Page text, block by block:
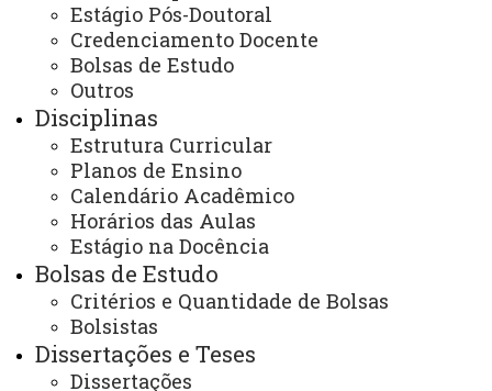
Estágio Pós-Doutoral
Credenciamento Docente
Bolsas de Estudo
Outros
Disciplinas
Estrutura Curricular
Planos de Ensino
Calendário Acadêmico
Horários das Aulas
Estágio na Docência
Bolsas de Estudo
Critérios e Quantidade de Bolsas
Bolsistas
Dissertações e Teses
Dissertações
ppgounioeste@gmail.com
Você está aqui:
PPGO - Pós Graduação em Odontologia - Cascavel
Programa
Comissões
ACESSE
Acesso Restrito (Editores do Portal)
Arquivo Virtual